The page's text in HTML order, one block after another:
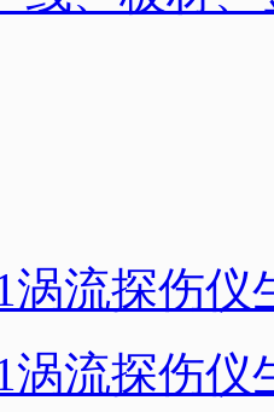
涡流探伤仪
涡流探伤